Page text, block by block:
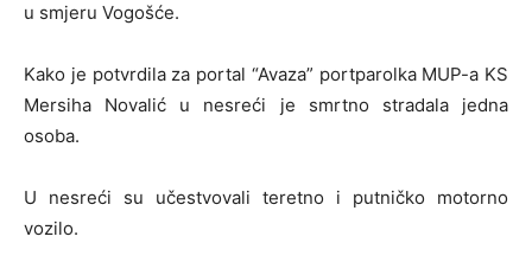
u smjeru Vogošće.
Kako je potvrdila za portal “Avaza” portparolka MUP-a KS
Mersiha Novalić u nesreći je smrtno stradala jedna
osoba.
U nesreći su učestvovali teretno i putničko motorno
vozilo.